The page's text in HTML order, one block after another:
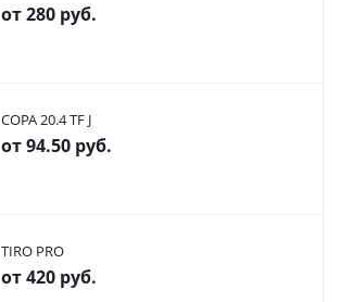
от280 руб.
COPA 20.4 TF J
от94.50 руб.
TIRO PRO
от420 руб.